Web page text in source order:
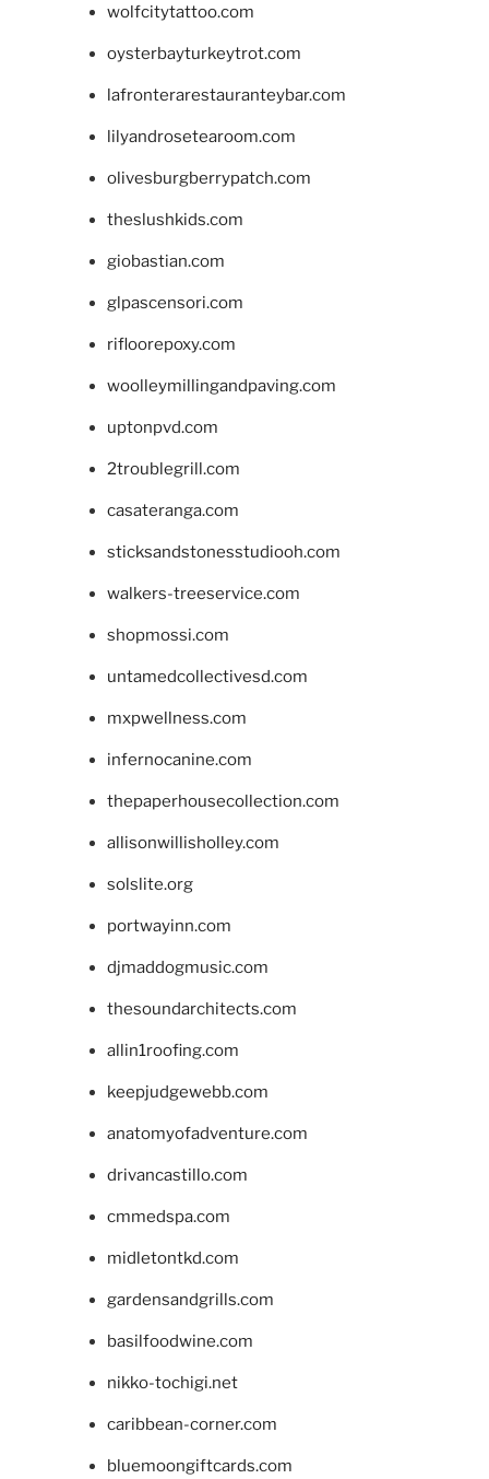
wolfcitytattoo.com
oysterbayturkeytrot.com
lafronterarestauranteybar.com
lilyandrosetearoom.com
olivesburgberrypatch.com
theslushkids.com
giobastian.com
glpascensori.com
rifloorepoxy.com
woolleymillingandpaving.com
uptonpvd.com
2troublegrill.com
casateranga.com
sticksandstonesstudiooh.com
walkers-treeservice.com
shopmossi.com
untamedcollectivesd.com
mxpwellness.com
infernocanine.com
thepaperhousecollection.com
allisonwillisholley.com
solslite.org
portwayinn.com
djmaddogmusic.com
thesoundarchitects.com
allin1roofing.com
keepjudgewebb.com
anatomyofadventure.com
drivancastillo.com
cmmedspa.com
midletontkd.com
gardensandgrills.com
basilfoodwine.com
nikko-tochigi.net
caribbean-corner.com
bluemoongiftcards.com